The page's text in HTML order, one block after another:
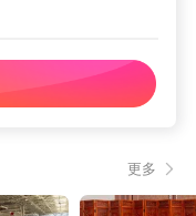
更多